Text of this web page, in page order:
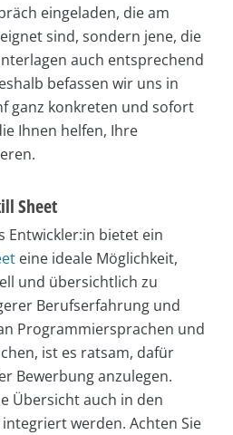
eingeladen, die am
sind, sondern jene, die
auch entsprechend
befassen wir uns in
ganz konkreten und sofort
Ihnen helfen, Ihre
Sheet
Entwickler:in bietet ein
eine ideale Möglichkeit,
und übersichtlich zu
Berufserfahrung und
Programmiersprachen und
ist es ratsam, dafür
Bewerbung anzulegen.
Übersicht auch in den
werden. Achten Sie